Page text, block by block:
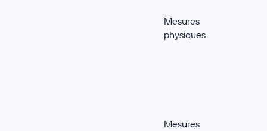
Mesures
physiques
Mesures